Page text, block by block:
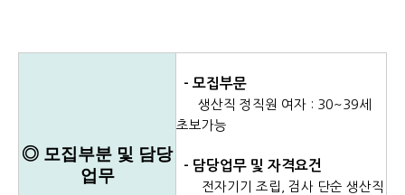
◎ 모집부분 및 담당
업무
- 모집부문
생산직 정직원 여자 : 30~39세
초보가능
- 담당업무 및 자격요건
전자기기 조립, 검사 단순 생산직